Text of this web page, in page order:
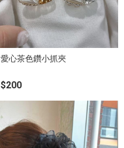
愛心茶色鑽小抓夾
$200